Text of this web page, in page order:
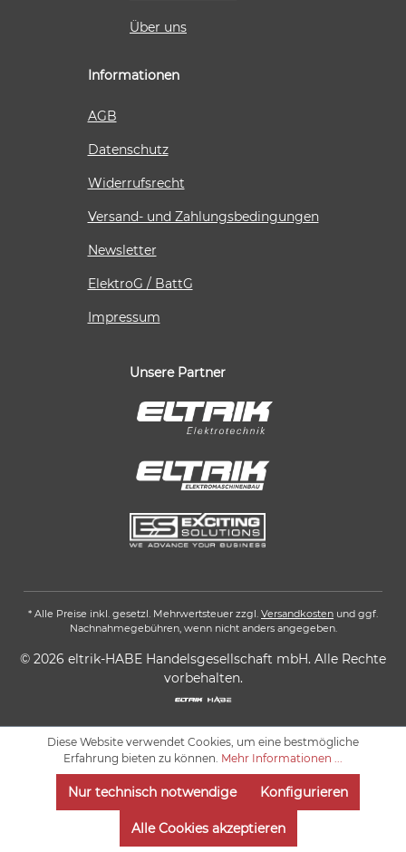
Über uns
Informationen
AGB
Datenschutz
Widerrufsrecht
Versand- und Zahlungsbedingungen
Newsletter
ElektroG / BattG
Impressum
Unsere Partner
* Alle Preise inkl. gesetzl. Mehrwertsteuer zzgl. Versandkosten und ggf.
Nachnahmegebühren, wenn nicht anders angegeben.
© 2026 eltrik-HABE Handelsgesellschaft mbH. Alle Rechte
vorbehalten.
Diese Website verwendet Cookies, um eine bestmögliche
Erfahrung bieten zu können. Mehr Informationen ...
Nur technisch notwendige Konfigurieren
Alle Cookies akzeptieren